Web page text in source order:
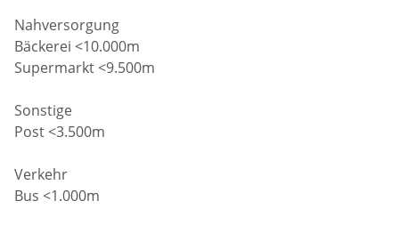
Nahversorgung
Bäckerei <10.000m
Supermarkt <9.500m
Sonstige
Post <3.500m
Verkehr
Bus <1.000m